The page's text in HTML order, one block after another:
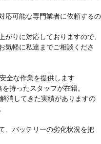
応可能な専門業者に依頼するの
りに対応しておりますので、
気軽に私達までご相談くださ
全な作業を提供します
持ったスタッフが在籍。
消してきた実績がありますの
、バッテリーの劣化状況を把